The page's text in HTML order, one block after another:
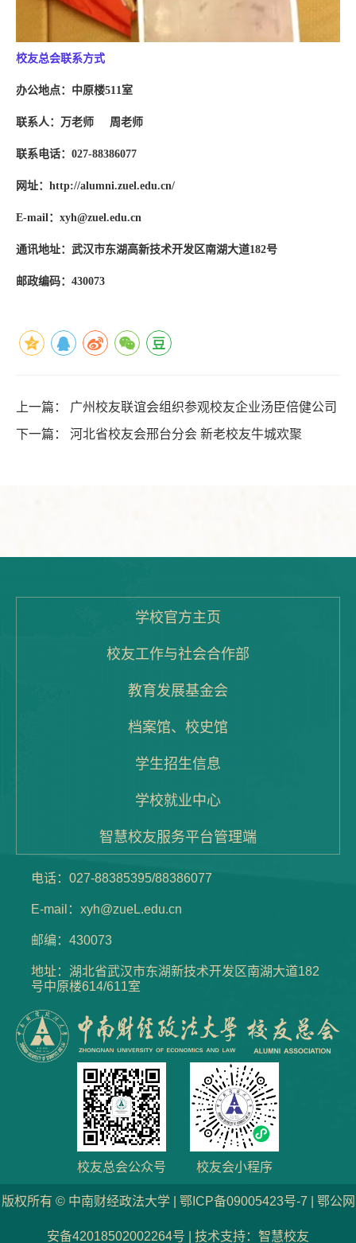
校友总会联系方式
办公地点：中原楼511 室
联系人：万老师 周老师
联系电话： 027-88386077
网址： http://alumni.zuel.edu.cn/
E-mail ： xyh@zuel.edu.cn
通讯地址：武汉市东湖高新技术开发区南湖大道182号
邮政编码： 430073
上一篇： 广州校友联谊会组织参观校友企业汤臣倍健公司
下一篇： 河北省校友会邢台分会 新老校友牛城欢聚
学校官方主页
校友工作与社会合作部
教育发展基金会
档案馆、校史馆
学生招生信息
学校就业中心
智慧校友服务平台管理端
电话：027-88385395/88386077
E-mail：xyh@zueL.edu.cn
邮编：430073
地址：湖北省武汉市东湖新技术开发区南湖大道182
号中原楼614/611室
校友总会公众号 校友会小程序
版权所有 © 中南财经政法大学 | 鄂ICP备09005423号-7 | 鄂公网
安备42018502002264号 | 技术支持：智慧校友